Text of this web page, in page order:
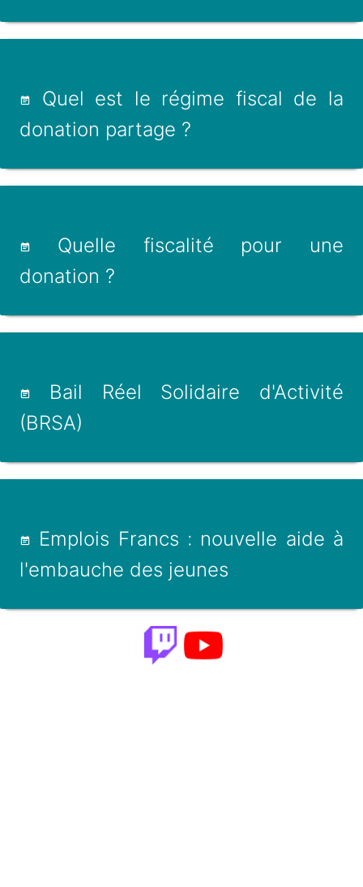
Quel est le régime fiscal de la
donation partage ?
Quelle fiscalité pour une
donation ?
Bail Réel Solidaire d'Activité
(BRSA)
Emplois Francs : nouvelle aide à
l'embauche des jeunes